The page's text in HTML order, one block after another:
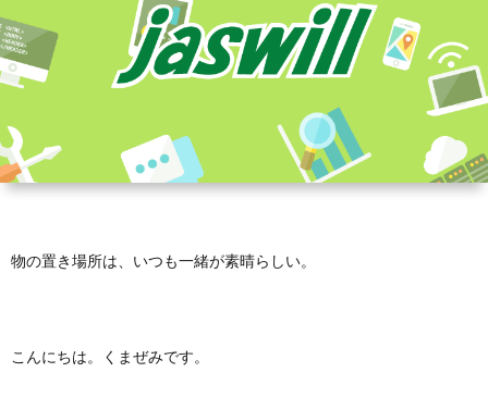
物の置き場所は、いつも一緒が素晴らしい。
こんにちは。くまぜみです。